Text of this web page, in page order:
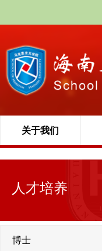
关于我们
人才培养
博士